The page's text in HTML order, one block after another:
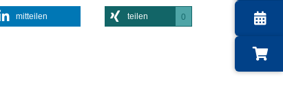
mitteilen teilen 0